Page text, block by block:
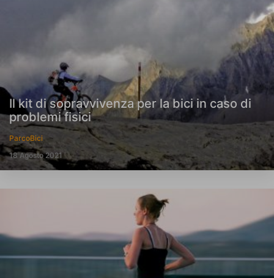
Il kit di sopravvivenza per la bici in caso di
problemi fisici
ParcoBici
18 Agosto 2021